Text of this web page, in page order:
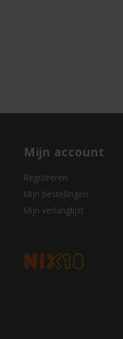
Mijn account
Registreren
Mijn bestellingen
Mijn verlanglijst